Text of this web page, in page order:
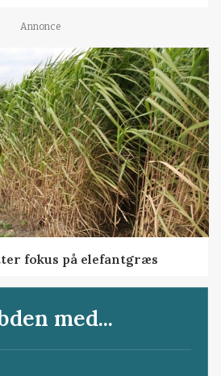
Annonce
fokus på elefantgræs
med...